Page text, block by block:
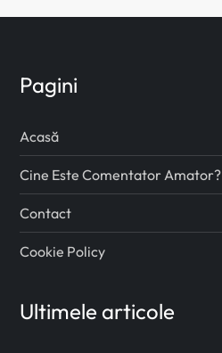
Pagini
Acasă
Cine Este Comentator Amator?
Contact
Cookie Policy
Ultimele articole